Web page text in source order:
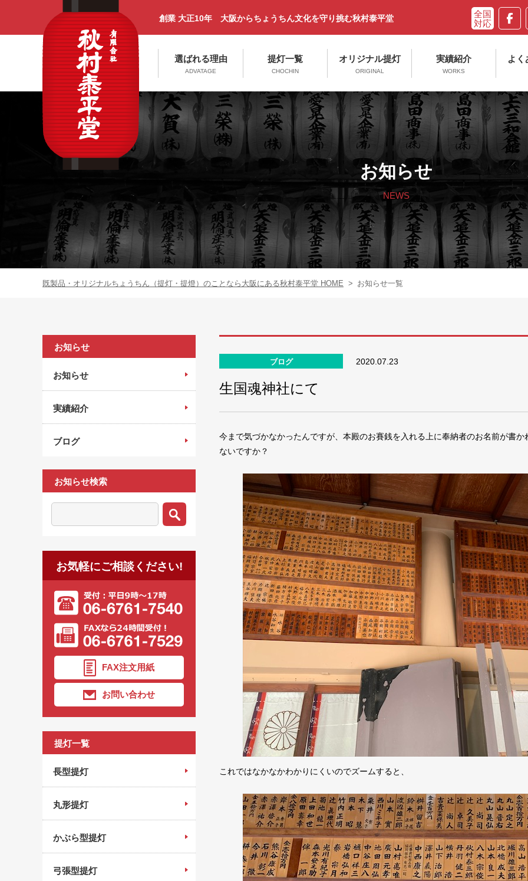
創業 大正10年 大阪からちょうちん文化を守り挑む秋村泰平堂
選ばれる理由
ADVATAGE
提灯一覧
CHOCHIN
オリジナル提灯
ORIGINAL
実績紹介
WORKS
よく
お知らせ
NEWS
既製品・オリジナルちょうちん（提灯・提燈）のことなら大阪にある秋村泰平堂 HOME > お知らせ一覧
ブログ 2020.07.23
生国魂神社にて
今まで気づかなかったんですが、本殿のお賽銭を入れる上に奉納者のお名前が書
ないですか？
これではなかなかわかりにくいのでズームすると、
お知らせ
お知らせ
実績紹介
ブログ
お知らせ検索
お気軽にご相談ください!
FAX注文用紙
お問い合わせ
提灯一覧
長型提灯
丸形提灯
かぶら型提灯
弓張型提灯